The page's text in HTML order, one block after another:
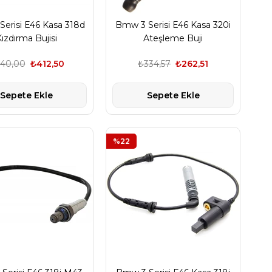
E46 Kasa 318d
Bujisi
₺412,50
Sepete Ekle
Bmw 3 Serisi E46 Kasa 320i
Ateşleme Buji
₺262,51
₺334,57
Sepete Ekle
%22